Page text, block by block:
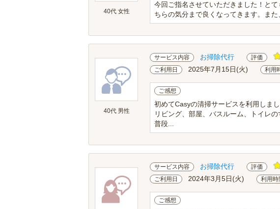
40代 女性
今回ご指名させていただきました！と
ちらの気分まで良くなってきます。また
40代 男性
サービス内容 お掃除代行 評価
ご利用日 2025年7月15日(火) 利用
ご感想
初めてCasyの清掃サービスを利用しま
リビング、部屋、バスルーム、トイレ
普段...
サービス内容 お掃除代行 評価
ご利用日 2024年3月5日(火) 利用時
ご感想